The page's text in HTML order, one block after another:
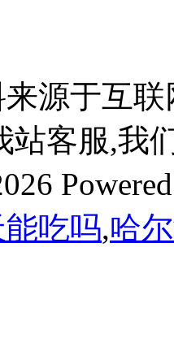
源于互
站客服,我
吃吗,哈